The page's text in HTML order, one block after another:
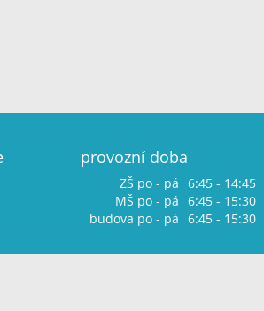
provozní doba
ZŠ po - pá 6:45 - 14:45
MŠ po - pá 6:45 - 15:30
budova po - pá 6:45 - 15:30